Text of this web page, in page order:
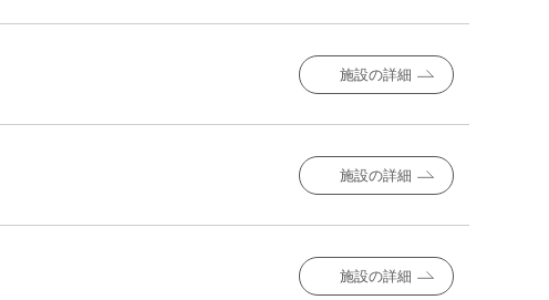
施設の詳細
施設の詳細
施設の詳細